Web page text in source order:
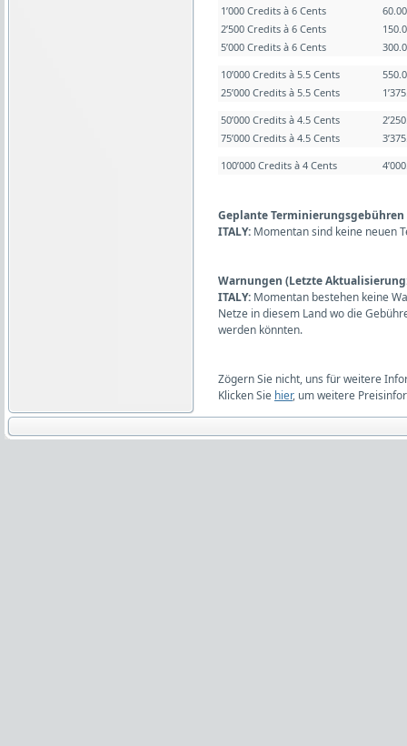
1’000 Credits à 6 Cents
2’500 Credits à 6 Cents
5’000 Credits à 6 Cents
10’000 Credits à 5.5 Cents
25’000 Credits à 5.5 Cents
50’000 Credits à 4.5 Cents
75’000 Credits à 4.5 Cents
100’000 Credits à 4 Cents
Geplante
ITALY: Momentan sind keine neuen
Warnungen (Letzte
ITALY: Momentan bestehen keine
Netze in diesem Land wo die
werden könnten.
Zögern Sie nicht, uns für weitere
Klicken Sie hier, um weitere